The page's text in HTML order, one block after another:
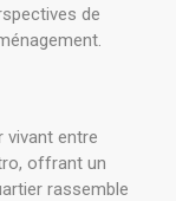
de
vivant entre
offrant un
rassemble